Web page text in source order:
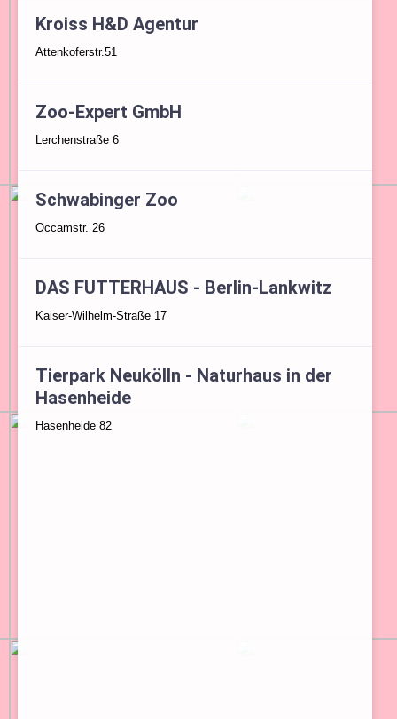
Kroiss H&D Agentur
Attenkoferstr.51
Zoo-Expert GmbH
Lerchenstraße 6
Schwabinger Zoo
Occamstr. 26
DAS FUTTERHAUS - Berlin-Lankwitz
Kaiser-Wilhelm-Straße 17
Tierpark Neukölln - Naturhaus in der
Hasenheide
Hasenheide 82